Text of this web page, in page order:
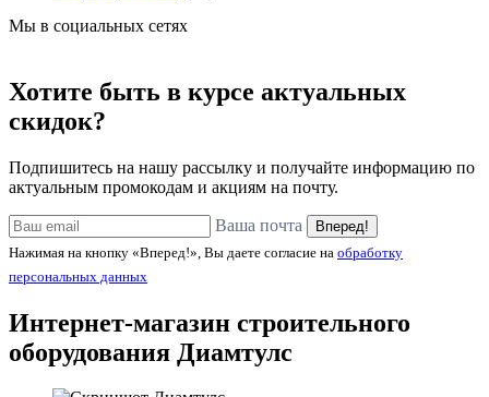
Мы в социальных сетях
Хотите быть в курсе актуальных
скидок?
Подпишитесь на нашу рассылку и получайте информацию по
актуальным промокодам и акциям на почту.
Ваша почта
Вперед!
Нажимая на кнопку «Вперед!», Вы даете согласие на обработку
персональных данных
Интернет-магазин строительного
оборудования Диамтулс